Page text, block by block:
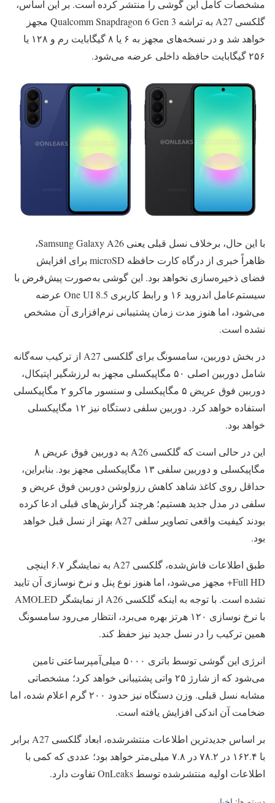
مشخصات کامل این گوشی را منتشر کرده است. بر این اساس،
گلکسی A27 به تراشه Qualcomm Snapdragon 6 Gen 3 مجهز
خواهد شد و در نسخه‌های مجهز به ۶ یا ۸ گیگابایت رم و ۱۲۸ یا
۲۵۶ گیگابایت حافظه داخلی عرضه می‌شود.
با این حال، برخلاف نسل قبلی یعنی Samsung Galaxy A26،
ظاهراً خبری از درگاه کارت حافظه microSD برای افزایش
فضای ذخیره‌سازی نخواهد بود. این گوشی به‌صورت پیش‌فرض با
سیستم‌عامل اندروید ۱۶ و رابط کاربری One UI 8.5 عرضه
می‌شود، اما هنوز مدت زمان پشتیبانی نرم‌افزاری آن مشخص
نشده است.
در بخش دوربین، سامسونگ برای گلکسی A27 از ترکیب سه‌گانه
شامل دوربین اصلی ۵۰ مگاپیکسلی مجهز به لرزشگیر اپتیکال،
دوربین فوق عریض ۵ مگاپیکسلی و سنسور ماکرو ۲ مگاپیکسلی
استفاده خواهد کرد. دوربین سلفی دستگاه نیز ۱۲ مگاپیکسلی
خواهد بود.
این در حالی است که گلکسی A26 به دوربین فوق عریض ۸
مگاپیکسلی و دوربین سلفی ۱۳ مگاپیکسلی مجهز بود. بنابراین،
حداقل روی کاغذ شاهد کاهش رزولوشن دوربین فوق عریض و
سلفی در مدل جدید هستیم؛ هرچند گزارش‌های قبلی ادعا کرده
بودند کیفیت واقعی تصاویر سلفی A27 بهتر از نسل قبل خواهد
بود.
طبق اطلاعات فاش‌شده، گلکسی A27 به نمایشگر ۶.۷ اینچی
Full HD+ مجهز می‌شود، اما هنوز نوع پنل و نرخ نوسازی آن تایید
نشده است. با توجه به اینکه گلکسی A26 از نمایشگر AMOLED
با نرخ نوسازی ۱۲۰ هرتز بهره می‌برد، انتظار می‌رود سامسونگ
همین ترکیب را در نسل جدید نیز حفظ کند.
انرژی این گوشی توسط باتری ۵۰۰۰ میلی‌آمپرساعتی تامین
می‌شود که از شارژ ۲۵ واتی پشتیبانی خواهد کرد؛ مشخصاتی
مشابه نسل قبلی. وزن دستگاه نیز حدود ۲۰۰ گرم اعلام شده، اما
ضخامت آن اندکی افزایش یافته است.
بر اساس جدیدترین اطلاعات منتشرشده، ابعاد گلکسی A27 برابر
با ۱۶۲.۴ در ۷۸.۲ در ۷.۸ میلی‌متر خواهد بود؛ عددی که کمی با
اطلاعات اولیه منتشرشده توسط OnLeaks تفاوت دارد.